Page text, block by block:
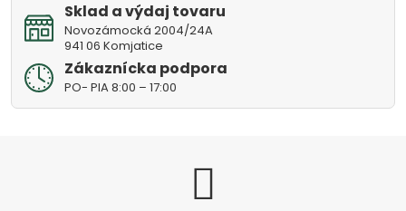
Sklad a výdaj tovaru
Novozámocká 2004/24A
941 06 Komjatice
Zákaznícka podpora
PO- PIA 8:00 – 17:00